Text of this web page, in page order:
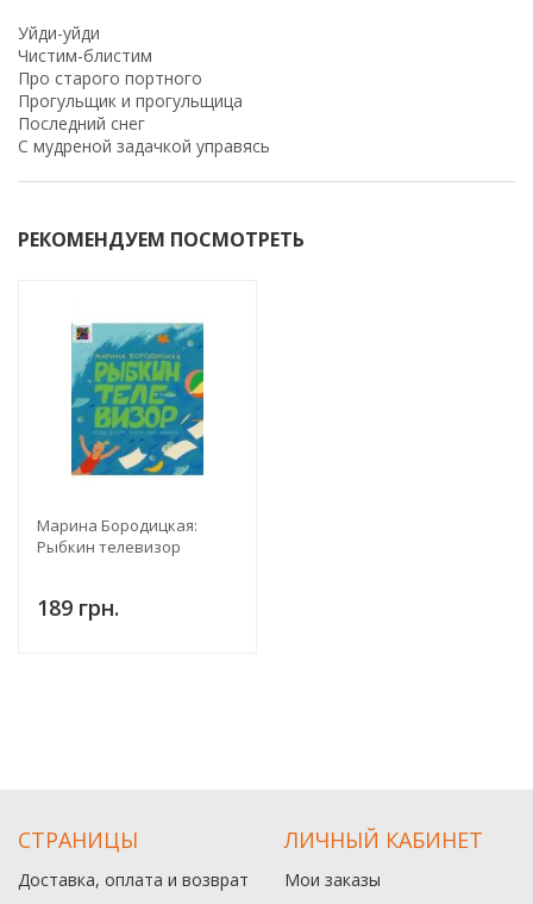
Уйди-уйди
Чистим-блистим
Про старого портного
Прогульщик и прогульщица
Последний снег
С мудреной задачкой управясь
РЕКОМЕНДУЕМ ПОСМОТРЕТЬ
Марина Бородицкая:
Рыбкин телевизор
189 грн.
СТРАНИЦЫ
Доставка, оплата и возврат
ЛИЧНЫЙ КАБИНЕТ
Мои заказы